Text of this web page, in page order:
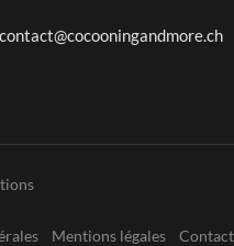
contact@cocooningandmore.ch
Mentions légales Contact